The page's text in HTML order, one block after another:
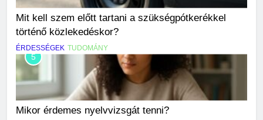
Mit kell szem előtt tartani a szükségpótkerékkel
történő közlekedéskor?
ÉRDESSÉGEK TUDOMÁNY
5
Mikor érdemes nyelvvizsgát tenni?